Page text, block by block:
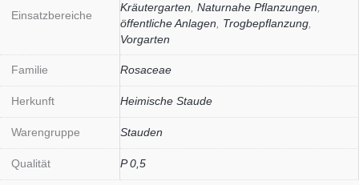
Einsatzbereiche
Kräutergarten Naturnahe Pflanzungen
öffentliche Anlagen
Trogbepflanzung
Vorgarten
Familie Rosaceae
Herkunft Heimische Staude
Warengruppe Stauden
Qualität P 0,5